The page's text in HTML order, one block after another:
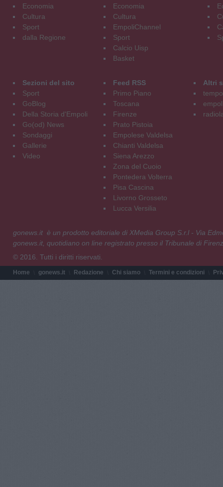
Economia
Cultura
Sport
dalla Regione
Economia
Cultura
EmpoliChannel
Sport
Calcio Uisp
Basket
Sezioni del sito
Sport
GoBlog
Della Storia d'Empoli
Go(od) News
Sondaggi
Gallerie
Video
Feed RSS
Primo Piano
Toscana
Firenze
Prato Pistoia
Empolese Valdelsa
Chianti Valdelsa
Siena Arezzo
Zona del Cuoio
Pontedera Volterra
Pisa Cascina
Livorno Grosseto
Lucca Versilia
Altri
gonews.it è un prodotto editoriale di XMedia Group S.r.l - Via
gonews.it, quotidiano on line registrato presso il Tribunale di
© 2016. Tutti i diritti riservati.
Home gonews.it Redazione Chi siamo Termini e condizioni